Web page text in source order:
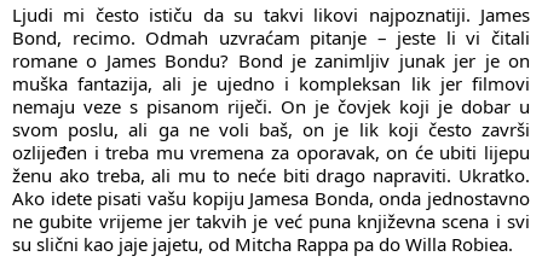
Ljudi mi često ističu da su takvi likovi najpoznatiji. James
Bond, recimo. Odmah uzvraćam pitanje – jeste li vi čitali
romane o James Bondu? Bond je zanimljiv junak jer je on
muška fantazija, ali je ujedno i kompleksan lik jer filmovi
nemaju veze s pisanom riječi. On je čovjek koji je dobar u
svom poslu, ali ga ne voli baš, on je lik koji često završi
ozlijeđen i treba mu vremena za oporavak, on će ubiti lijepu
ženu ako treba, ali mu to neće biti drago napraviti. Ukratko.
Ako idete pisati vašu kopiju Jamesa Bonda, onda jednostavno
ne gubite vrijeme jer takvih je već puna književna scena i svi
su slični kao jaje jajetu, od Mitcha Rappa pa do Willa Robiea.